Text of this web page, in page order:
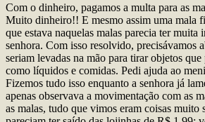
Com o dinheiro, pagamos a multa para as
Muito dinheiro!! E mesmo assim uma mala
que estava naquelas malas parecia ter muita
senhora. Com isso resolvido, precisávamos
seriam levadas na mão para tirar objetos
como líquidos e comidas. Pedi ajuda ao
Fizemos tudo isso enquanto a senhora já
apenas observava a movimentação com as
as malas, tudo que vimos eram coisas muito